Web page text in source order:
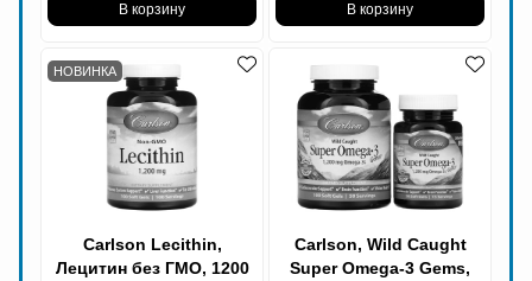
В корзину В корзину
НОВИНКА
Carlson Lecithin,
Лецитин без ГМО, 1200
Carlson, Wild Caught
Super Omega-3 Gems,